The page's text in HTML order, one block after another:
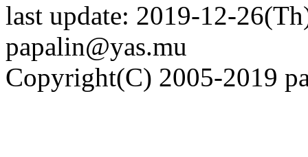
last update: 2019-12-
papalin@yas.mu
Copyright(C) 2005-2019